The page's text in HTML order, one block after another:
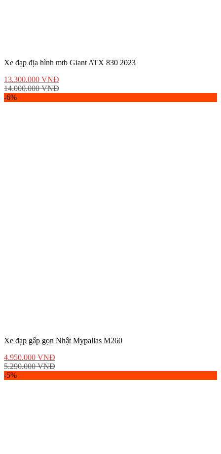
Xe đạp địa hình mtb Giant ATX 830 2023
13.300.000 VNĐ
14.000.000VNĐ
-6%
Xe đạp gấp gọn Nhật Mypallas M260
4.950.000 VNĐ
5.290.000VNĐ
-5%